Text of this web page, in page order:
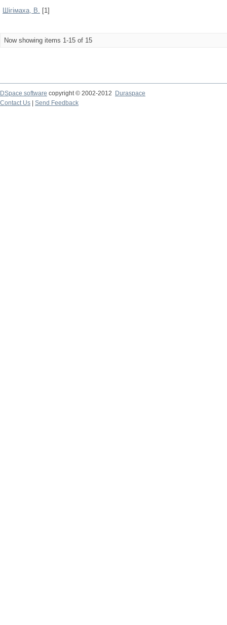
Шігімаха, В. [1]
Now showing items 1-15 of 15
DSpace software copyright © 2002-2012
Duraspace
Contact Us
Send Feedback